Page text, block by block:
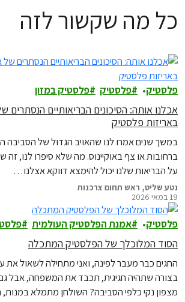
כל מה שקשור לזה
פלסטיק פלסטיק פלסטיק במזון
אכלנו אותה: הסיכונים הבריאותיים הנסתרים
באריזות פלסטיק
במשך שנים אמרו לנו שהאויב הגדול של הסביבה
ברחובות או צף באוקיינוס. מה שלא סיפרו לנו, זה
על הבריאות שלנו יכול להימצא דווקא אצלנו…
נטע שליט, ראש תחום צרכנות
19 במאי 2026
פלסטיק אמנת הפלסטיק העולמית
הסוד המלוכלך של הפלסטיק המתכלה
החגים כבר מעבר לפינה, ואני מתחילה לשאול את
בצורה שתהיה חגיגית, תכבד את המשפחה, אבל
מצפון נקי כלפי הסביבה? השולחן מתמלא במנות,